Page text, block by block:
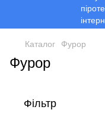
Каталог Фурор
Фурор
Фільтр